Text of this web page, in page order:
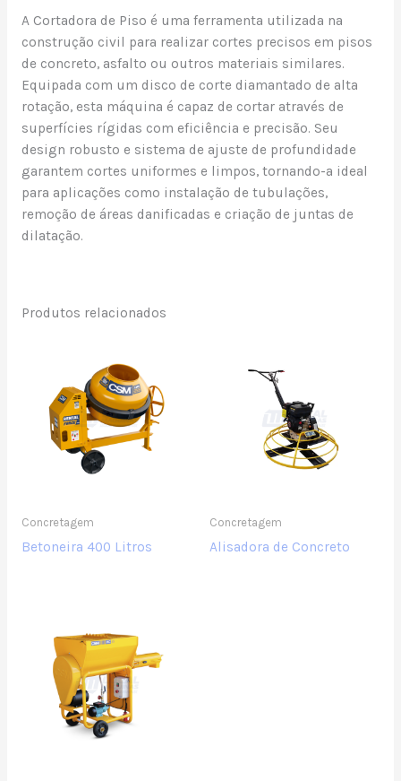
A Cortadora de Piso é uma ferramenta utilizada na
construção civil para realizar cortes precisos em pisos
de concreto, asfalto ou outros materiais similares.
Equipada com um disco de corte diamantado de alta
rotação, esta máquina é capaz de cortar através de
superfícies rígidas com eficiência e precisão. Seu
design robusto e sistema de ajuste de profundidade
garantem cortes uniformes e limpos, tornando-a ideal
para aplicações como instalação de tubulações,
remoção de áreas danificadas e criação de juntas de
dilatação.
Produtos relacionados
Concretagem
Betoneira 400 Litros
Concretagem
Alisadora de Concreto